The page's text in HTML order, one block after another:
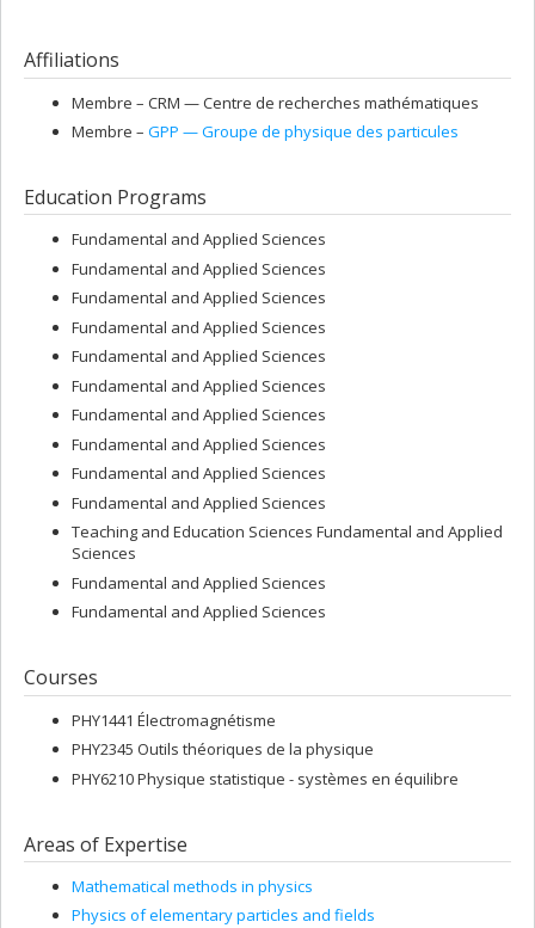
Affiliations
Membre – CRM — Centre de recherches mathématiques
Membre – GPP — Groupe de physique des particules
Education Programs
Fundamental and Applied Sciences
Fundamental and Applied Sciences
Fundamental and Applied Sciences
Fundamental and Applied Sciences
Fundamental and Applied Sciences
Fundamental and Applied Sciences
Fundamental and Applied Sciences
Fundamental and Applied Sciences
Fundamental and Applied Sciences
Fundamental and Applied Sciences
Teaching and Education Sciences Fundamental and Applied
Sciences
Fundamental and Applied Sciences
Fundamental and Applied Sciences
Courses
PHY1441 Électromagnétisme
PHY2345 Outils théoriques de la physique
PHY6210 Physique statistique - systèmes en équilibre
Areas of Expertise
Mathematical methods in physics
Physics of elementary particles and fields